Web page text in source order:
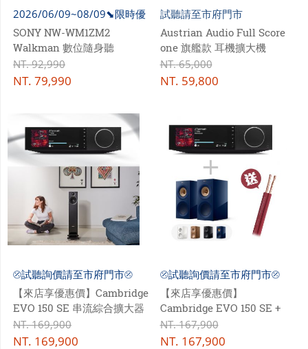
2026/06/09~08/09⬊限時優
惠
SONY NW-WM1ZM2
Walkman 數位隨身聽
NT.92,990
NT. 79,990
試聽請至市府門市
Austrian Audio Full Score
one 旗艦款 耳機擴大機
NT.65,000
NT. 59,800
⦼試聽詢價請至市府門市⦼
【來店享優惠價】Cambridge
EVO 150 SE 串流綜合擴大器
+ PMC prodigy 5 小型落地
二音路揚聲器
NT.169,900
NT. 169,900
⦼試聽詢價請至市府門市⦼
【來店享優惠價】
Cambridge EVO 150 SE +
KEF R3 Meta HiFi 揚聲器
NT.167,900
NT. 167,900